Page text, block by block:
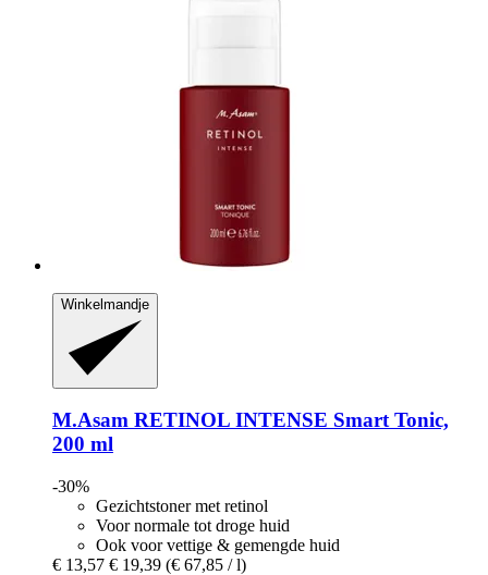
Winkelmandje
M.Asam RETINOL INTENSE Smart Tonic,
200 ml
-30%
Gezichtstoner met retinol
Voor normale tot droge huid
Ook voor vettige & gemengde huid
€ 13,57 € 19,39 (€ 67,85 / l)